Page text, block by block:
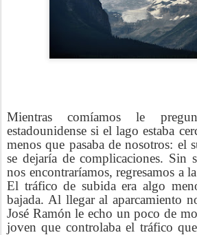
Mientras comíamos le
estadounidense si el lago estaba
menos que pasaba de nosotros: el
se dejaría de complicaciones. Sin
nos encontraríamos, regresamos a
El tráfico de subida era algo
bajada. Al llegar al aparcamiento
José Ramón le echo un poco de
joven que controlaba el tráfico